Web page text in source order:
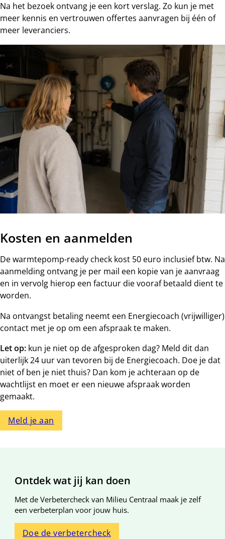
Na het bezoek ontvang je een kort verslag. Zo kun je met
meer kennis en vertrouwen offertes aanvragen bij één of
meer leveranciers.
Kosten en aanmelden
De warmtepomp-ready check kost 50 euro inclusief btw. Na
aanmelding ontvang je per mail een kopie van je aanvraag
en in vervolg hierop een factuur die vooraf betaald dient te
worden.
Na ontvangst betaling neemt een Energiecoach (vrijwilliger)
contact met je op om een afspraak te maken.
Let op: kun je niet op de afgesproken dag? Meld dit dan
uiterlijk 24 uur van tevoren bij de Energiecoach. Doe je dat
niet of ben je niet thuis? Dan kom je achteraan op de
wachtlijst en moet er een nieuwe afspraak worden
gemaakt.
Meld je aan
Algemene informatie
Ontdek wat jij kan doen
Met de Verbetercheck van Milieu Centraal maak je zelf
een verbeterplan voor jouw huis.
Doe de verbetercheck